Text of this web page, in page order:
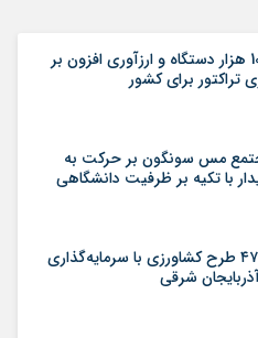
تولید بیش از10 هزار دستگاه و ارزآوری افزون بر
مس سونگون بر حرکت به
با تکیه بر ظرفیت دانشگاهی
بهره‌برداری از ۴۷ طرح کشاورزی با سرمایه‌گذاری
شرقی